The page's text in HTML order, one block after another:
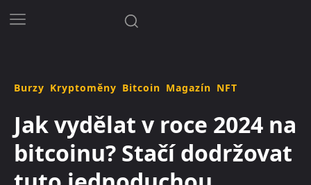
Burzy Kryptoměny Bitcoin Magazín NFT
Jak vydělat v roce 2024 na
bitcoinu? Stačí dodržovat